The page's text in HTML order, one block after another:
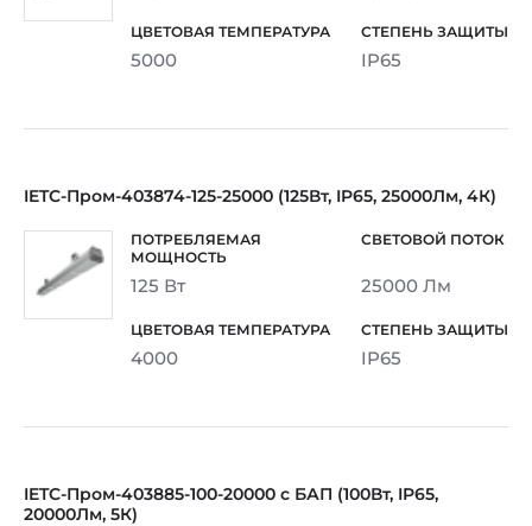
5000 IP65
IETC-Пром-403874-125-25000 (125Вт, IP65, 25000Лм, 4К)
125 Вт 25000 Лм
4000 IP65
IETC-Пром-403885-100-20000 с БАП (100Вт, IP65,
20000Лм, 5К)